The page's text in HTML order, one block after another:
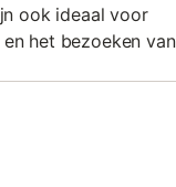
ook ideaal voor
het bezoeken